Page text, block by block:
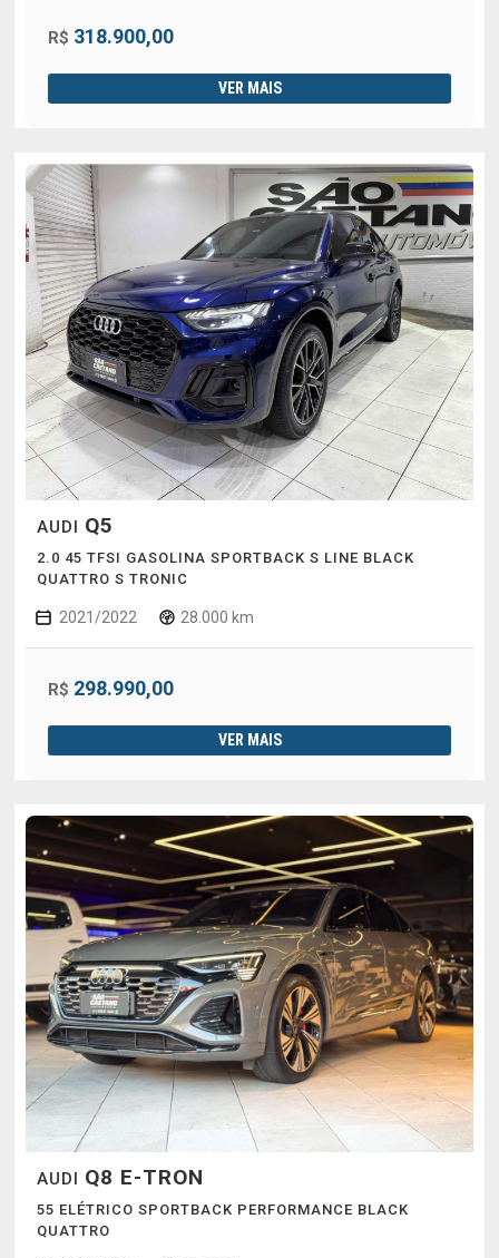
R$ 318.900,00
VER MAIS
AUDI Q5
2.0 45 TFSI GASOLINA SPORTBACK S LINE BLACK
QUATTRO S TRONIC
2021/2022 28.000 km
R$ 298.990,00
VER MAIS
AUDI Q8 E-TRON
55 ELÉTRICO SPORTBACK PERFORMANCE BLACK
QUATTRO